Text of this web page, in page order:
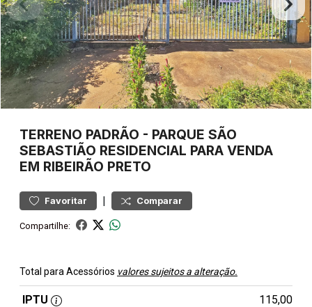
TERRENO PADRÃO - PARQUE SÃO
SEBASTIÃO RESIDENCIAL PARA VENDA
EM RIBEIRÃO PRETO
Favoritar | Comparar
Compartilhe:
Total para Acessórios valores sujeitos a alteração.
IPTU
115,00